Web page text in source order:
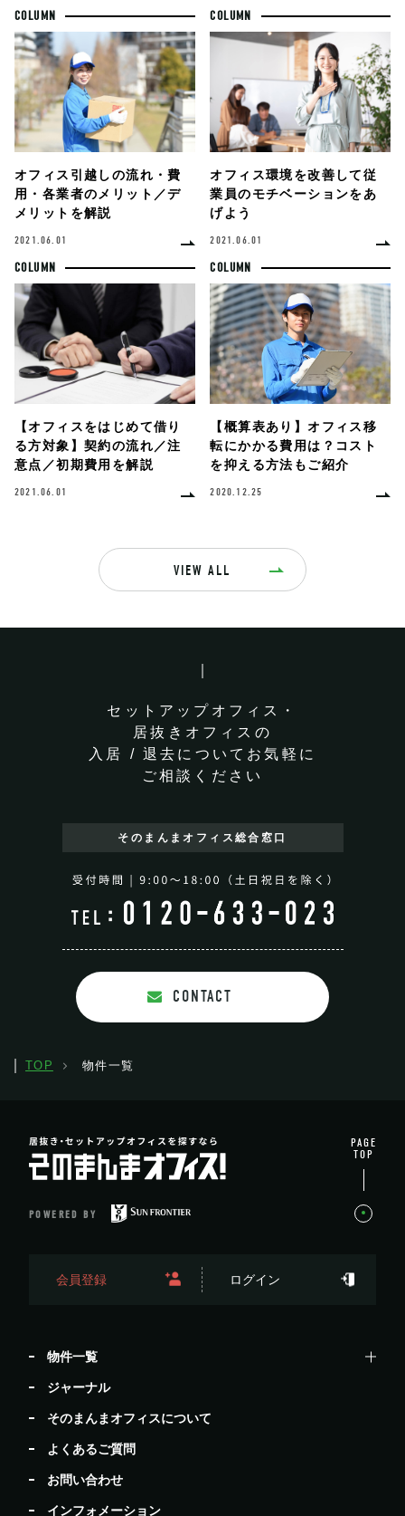
COLUMN
オフィス引越しの流れ・費
用・各業者のメリット／デ
メリットを解説
2021.06.01
COLUMN
オフィス環境を改善して従
業員のモチベーションをあ
げよう
2021.06.01
COLUMN
【オフィスをはじめて借り
る方対象】契約の流れ／注
意点／初期費用を解説
2021.06.01
COLUMN
【概算表あり】オフィス移
転にかかる費用は？コスト
を抑える方法もご紹介
2020.12.25
VIEW ALL
セットアップオフィス・
居抜きオフィスの
入居 / 退去についてお気軽に
ご相談ください
そのまんまオフィス 総合窓口
CONTACT
TOP 物件一覧
POWERED BY
会員登録 ログイン
物件一覧
ジャーナル
そのまんまオフィスについて
よくあるご質問
お問い合わせ
インフォメーション
PAGE
TOP